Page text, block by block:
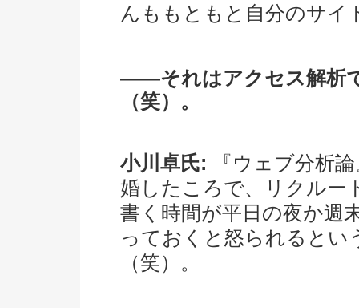
んももともと自分のサイ
――それはアクセス解析
（笑）。
小川卓氏: 『ウェブ分析
婚したころで、リクルー
書く時間が平日の夜か週
っておくと怒られると
（笑）。